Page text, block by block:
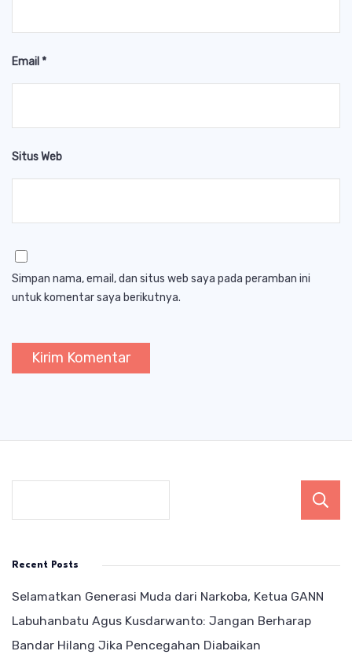
Email*
Situs Web
Simpan nama, email, dan situs web saya pada peramban ini
untuk komentar saya berikutnya.
Recent Posts
Selamatkan Generasi Muda dari Narkoba, Ketua GANN
Labuhanbatu Agus Kusdarwanto: Jangan Berharap
Bandar Hilang Jika Pencegahan Diabaikan